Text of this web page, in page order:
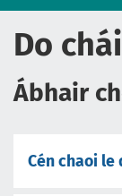
Do
Ábhair
Cén chaoi le